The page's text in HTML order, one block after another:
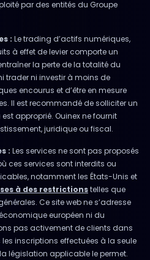
par des entités du Groupe
: Le trading d’actifs numériques,
à effet de levier comporte un
la perte de la totalité du
trader ni investir à moins de
encourus et d’être en mesure
Il est recommandé de solliciter un
approprié. Ouinex ne fournit
juridique ou fiscal.
: Les services ne sont pas proposés
ces services sont interdits ou
notamment les États-Unis et
à des restrictionstelles que
Ce site web ne s’adresse
européen ni du
pas activement de clients dans
inscriptions effectuées à la seule
législation applicable le permet.